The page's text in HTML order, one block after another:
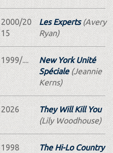
2000/20
15
Les Experts(Avery
Ryan)
1999/....
New York Unité
Spéciale(Jeannie
Kerns)
2026
They Will Kill You
(Lily Woodhouse)
1998
The Hi-Lo Country